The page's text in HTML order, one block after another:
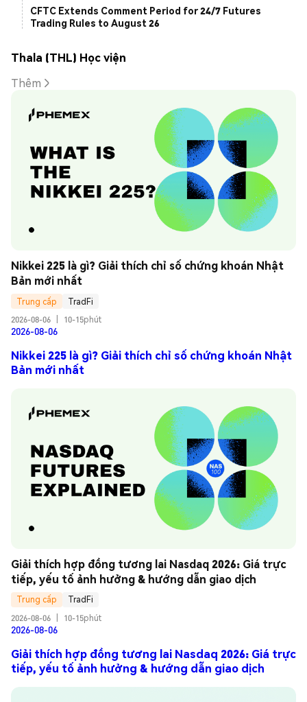
CFTC Extends Comment Period for 24/7 Futures
Trading Rules to August 26
Thala (THL) Học viện
Thêm
Nikkei 225 là gì? Giải thích chỉ số chứng khoán Nhật
Bản mới nhất
Trung cấp
TradFi
2026-08-06
10-15phút
2026-08-06
Nikkei 225 là gì? Giải thích chỉ số chứng khoán Nhật
Bản mới nhất
Giải thích hợp đồng tương lai Nasdaq 2026: Giá trực
tiếp, yếu tố ảnh hưởng & hướng dẫn giao dịch
Trung cấp
TradFi
2026-08-06
10-15phút
2026-08-06
Giải thích hợp đồng tương lai Nasdaq 2026: Giá trực
tiếp, yếu tố ảnh hưởng & hướng dẫn giao dịch